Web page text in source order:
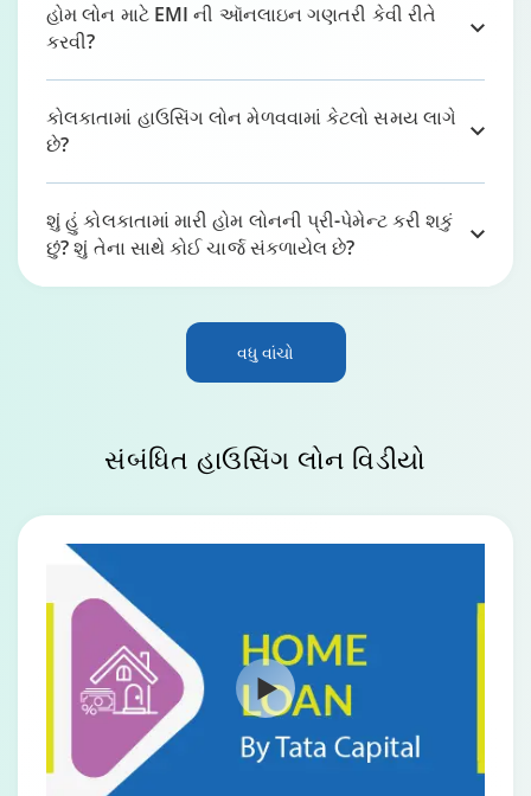
હોમ લોન માટે EMI ની ઑનલાઇન ગણતરી કેવી રીતે
કરવી?
કોલકાતામાં હાઉસિંગ લોન મેળવવામાં કેટલો સમય લાગે
છે?
શું હું કોલકાતામાં મારી હોમ લોનની પ્રી-પેમેન્ટ કરી શકું
છું? શું તેના સાથે કોઈ ચાર્જ સંકળાયેલ છે?
વધુ વાંચો
સંબંધિત હાઉસિંગ લોન વિડીયો